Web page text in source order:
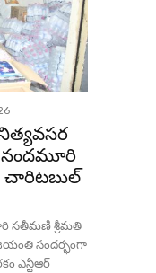
నందమూరి
చారిటబుల్
సతీమణి శ్రీమతి
సందర్భంగా
ఎన్టీఆర్